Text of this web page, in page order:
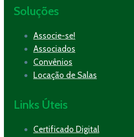
Soluções
Associe-se!
Associados
Convênios
Locação de Salas
Links Úteis
Certificado Digital